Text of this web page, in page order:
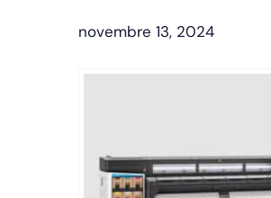
novembre 13, 2024